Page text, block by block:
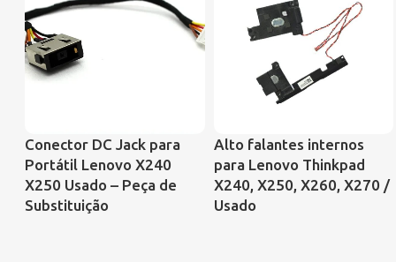
Conector DC Jack para
Portátil Lenovo X240
X250 Usado – Peça de
Substituição
Alto falantes internos
para Lenovo Thinkpad
X240, X250, X260, X270 /
Usado